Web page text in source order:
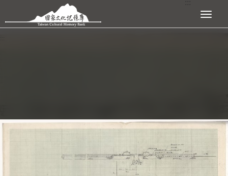
跳到主要內容區塊 展開選單